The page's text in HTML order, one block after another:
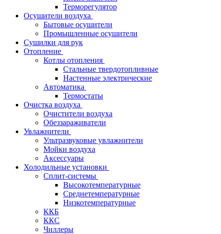
Терморегулятор
Осушители воздуха
Бытовые осушители
Промышленные осушители
Сушилки для рук
Отопление
Котлы отопления
Стальные твердотопливные
Настенные электрические
Автоматика
Термостаты
Очистка воздуха
Очистители воздуха
Обеззараживатели
Увлажнители
Ультразвуковые увлажнители
Мойки воздуха
Аксессуары
Холодильные установки
Сплит-системы
Высокотемпературные
Среднетемпературные
Низкотемпературные
ККБ
ККС
Чиллеры